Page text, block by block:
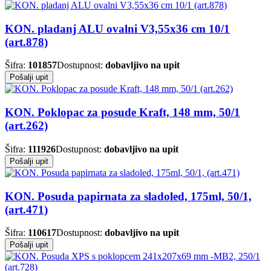
KON. pladanj ALU ovalni V3,55x36 cm 10/1
(art.878)
Šifra: 101857Dostupnost: dobavljivo na upit
Pošalji upit
KON. Poklopac za posude Kraft, 148 mm, 50/1
(art.262)
Šifra: 111926Dostupnost: dobavljivo na upit
Pošalji upit
KON. Posuda papirnata za sladoled, 175ml, 50/1,
(art.471)
Šifra: 110617Dostupnost: dobavljivo na upit
Pošalji upit